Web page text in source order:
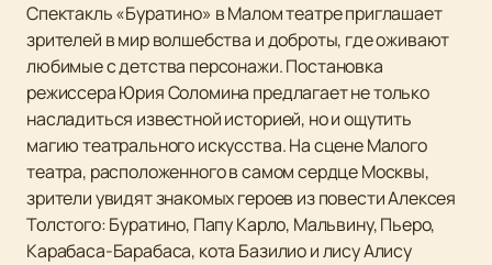
Спектакль «Буратино» в Малом театре приглашает
зрителей в мир волшебства и доброты, где оживают
любимые с детства персонажи. Постановка
режиссера Юрия Соломина предлагает не только
насладиться известной историей, но и ощутить
магию театрального искусства. На сцене Малого
театра, расположенного в самом сердце Москвы,
зрители увидят знакомых героев из повести Алексея
Толстого: Буратино, Папу Карло, Мальвину, Пьеро,
Карабаса-Барабаса, кота Базилио и лису Алису